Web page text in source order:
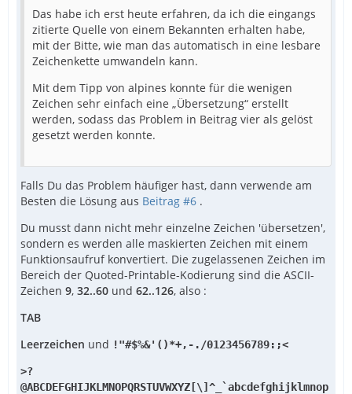
Das habe ich erst heute erfahren, da ich die eingangs
zitierte Quelle von einem Bekannten erhalten habe,
mit der Bitte, wie man das automatisch in eine lesbare
Zeichenkette umwandeln kann.
Mit dem Tipp von alpines konnte für die wenigen
Zeichen sehr einfach eine „Übersetzung“ erstellt
werden, sodass das Problem in Beitrag vier als gelöst
gesetzt werden konnte.
Falls Du das Problem häufiger hast, dann verwende am
Besten die Lösung aus Beitrag #6 .
Du musst dann nicht mehr einzelne Zeichen 'übersetzen',
sondern es werden alle maskierten Zeichen mit einem
Funktionsaufruf konvertiert. Die zugelassenen Zeichen im
Bereich der Quoted-Printable-Kodierung sind die ASCII-
Zeichen 9, 32..60 und 62..126, also :
TAB
Leerzeichen und !"#$%&'()*+,-./0123456789:;<
>?
@ABCDEFGHIJKLMNOPQRSTUVWXYZ[\]^_`abcdefghijklmnop